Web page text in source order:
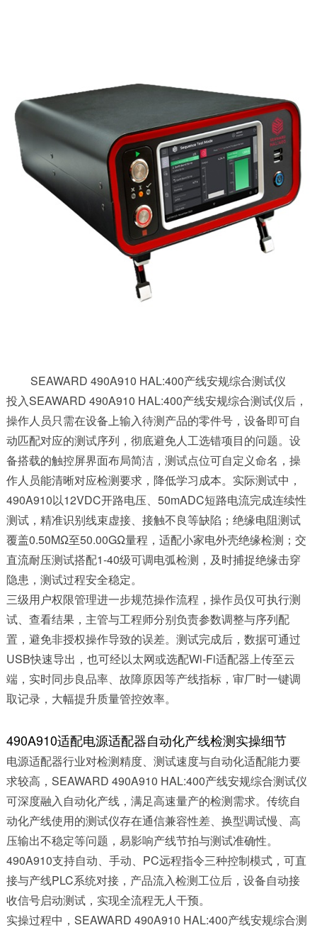
SEAWARD 490A910 HAL:400产线安规综合测试仪
投入SEAWARD 490A910 HAL:400产线安规综合测试仪后，
操作人员只需在设备上输入待测产品的零件号，设备即可自
动匹配对应的测试序列，彻底避免人工选错项目的问题。设
备搭载的触控屏界面布局简洁，测试点位可自定义命名，操
作人员能清晰对应检测要求，降低学习成本。实际测试中，
490A910以12VDC开路电压、50mADC短路电流完成连续性
测试，精准识别线束虚接、接触不良等缺陷；绝缘电阻测试
覆盖0.50MΩ至50.00GΩ量程，适配小家电外壳绝缘检测；交
直流耐压测试搭配1-40级可调电弧检测，及时捕捉绝缘击穿
隐患，测试过程安全稳定。
三级用户权限管理进一步规范操作流程，操作员仅可执行测
试、查看结果，主管与工程师分别负责参数调整与序列配
置，避免非授权操作导致的误差。测试完成后，数据可通过
USB快速导出，也可经以太网或选配Wi-Fi适配器上传至云
端，实时同步良品率、故障原因等产线指标，审厂时一键调
取记录，大幅提升质量管控效率。
490A910适配电源适配器自动化产线检测实操细节
电源适配器行业对检测精度、测试速度与自动化适配能力要
求较高，SEAWARD 490A910 HAL:400产线安规综合测试仪
可深度融入自动化产线，满足高速量产的检测需求。传统自
动化产线使用的测试仪存在通信兼容性差、换型调试慢、高
压输出不稳定等问题，易影响产线节拍与测试准确性。
490A910支持自动、手动、PC远程指令三种控制模式，可直
接与产线PLC系统对接，产品流入检测工位后，设备自动接
收信号启动测试，实现全流程无人干预。
实操过程中，SEAWARD 490A910 HAL:400产线安规综合测